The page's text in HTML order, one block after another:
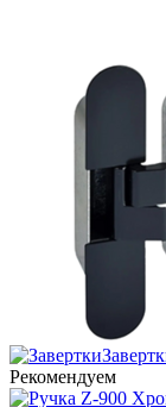
Рекомендуем